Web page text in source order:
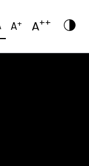
A+ A++